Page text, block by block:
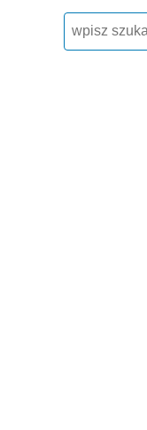
Wyszukiwarka
Szukaj